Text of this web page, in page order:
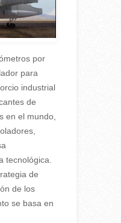
por
para
industrial
de
en el mundo,
tecnológica.
de
de los
se basa en